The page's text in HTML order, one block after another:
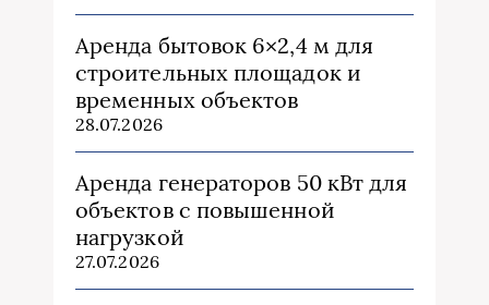
Аренда бытовок 6×2,4 м для
строительных площадок и
временных объектов
28.07.2026
Аренда генераторов 50 кВт для
объектов с повышенной
нагрузкой
27.07.2026